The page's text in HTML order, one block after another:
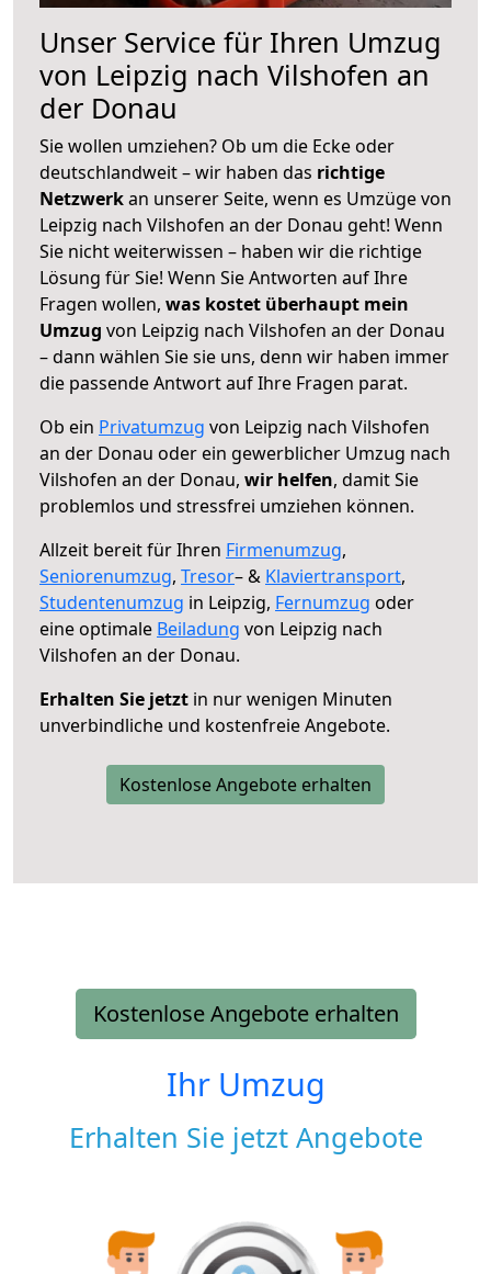
Unser Service für Ihren Umzug
von Leipzig nach Vilshofen an
der Donau
Sie wollen umziehen? Ob um die Ecke oder
deutschlandweit – wir haben das richtige
Netzwerkan unserer Seite, wenn es Umzüge von
Leipzig nach Vilshofen an der Donau geht! Wenn
Sie nicht weiterwissen – haben wir die richtige
Lösung für Sie! Wenn Sie Antworten auf Ihre
Fragen wollen, was kostet überhaupt mein
Umzug von Leipzig nach Vilshofen an der Donau
– dann wählen Sie sie uns, denn wir haben immer
die passende Antwort auf Ihre Fragen parat.
Ob ein Privatumzug von Leipzig nach Vilshofen
an der Donau oder ein gewerblicher Umzug nach
Vilshofen an der Donau, wir helfen, damit Sie
problemlos und stressfrei umziehen können.
Allzeit bereit für Ihren Firmenumzug,
Seniorenumzug, Tresor– & Klaviertransport,
Studentenumzug in Leipzig, Fernumzug oder
eine optimale Beiladung von Leipzig nach
Vilshofen an der Donau.
Erhalten Sie jetzt in nur wenigen Minuten
unverbindliche und kostenfreie Angebote.
Kostenlose Angebote erhalten
Kostenlose Angebote erhalten
Ihr Umzug
Erhalten Sie jetzt Angebote